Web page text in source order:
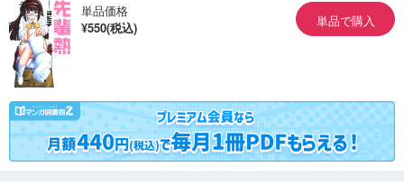
単品価格
¥550(税込)
単品で購入